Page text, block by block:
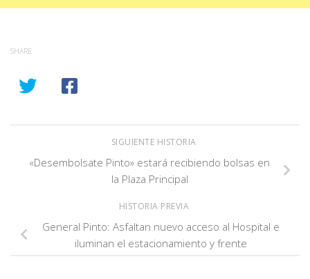
SHARE
SIGUIENTE HISTORIA
«Desembolsate Pinto» estará recibiendo bolsas en
la Plaza Principal
HISTORIA PREVIA
General Pinto: Asfaltan nuevo acceso al Hospital e
iluminan el estacionamiento y frente